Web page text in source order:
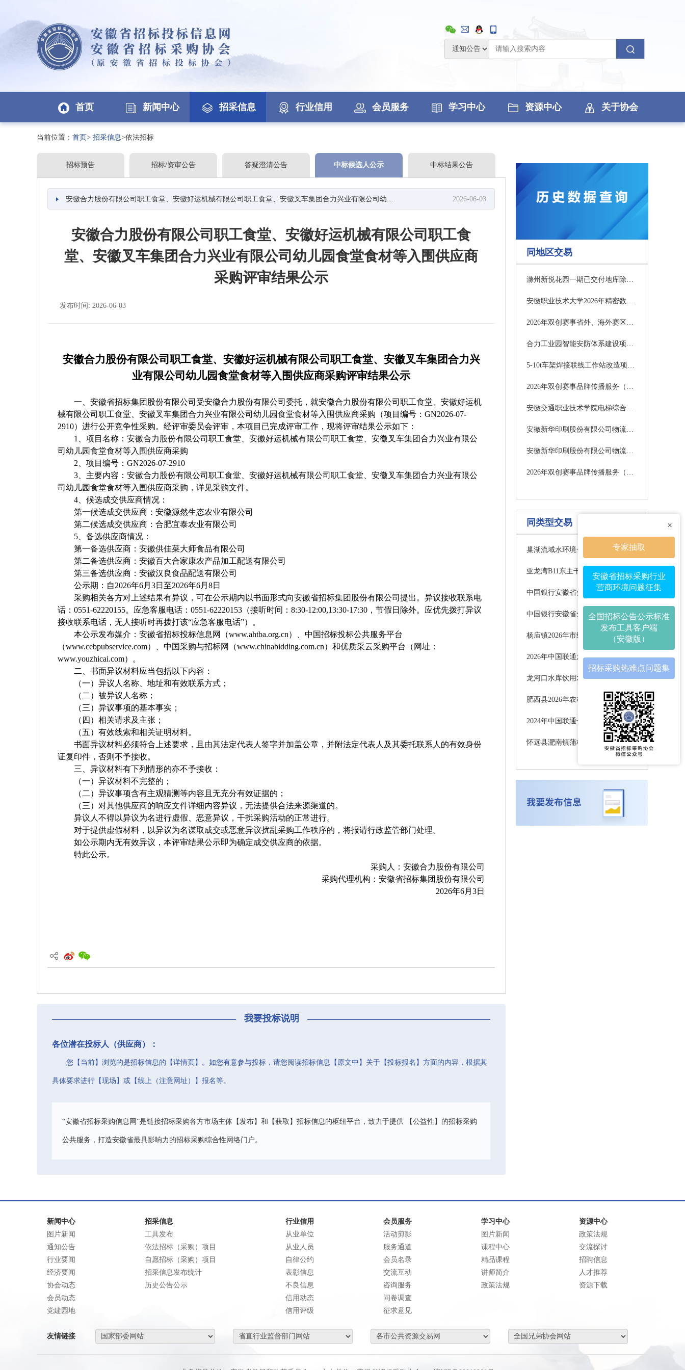
×
专家抽取
安徽省招标采购行业
营商环境问题征集
全国招标公告公示标准
发布工具客户端
（安徽版）
招标采购热难点问题集
首页 新闻中心 招采信息 行业信用 会员服务 学习中心 资源中心 关于协会
当前位置： 首页> 招采信息>依法招标
招标预告 招标/资审公告 答疑澄清公告 中标候选人公示 中标结果公告
安徽合力股份有限公司职工食堂、安徽好运机械有限公司职工食堂、安徽叉车集团合力兴业有限公司幼儿园食堂食材等入围供应商采购评审结果公示 2026-06-03
安徽合力股份有限公司职工食堂、安徽好运机械有限公司职工食
堂、安徽叉车集团合力兴业有限公司幼儿园食堂食材等入围供应商
采购评审结果公示
发布时间: 2026-06-03
安徽合力股份有限公司职工食堂、安徽好运机械有限公司职工食堂、安徽叉车集团合力兴
业有限公司幼儿园食堂食材等入围供应商采购评审结果公示
一、安徽省招标集团股份有限公司受安徽合力股份有限公司委托，就安徽合力股份有限公司职工食堂、安徽好运机
械有限公司职工食堂、安徽叉车集团合力兴业有限公司幼儿园食堂食材等入围供应商采购 （项目编号： GN2026-07-
2910）进行公开竞争性采购。经评审委员会评审，本项目已完成评审工作，现将评审结果公示如下：
1、项目名称： 安徽合力股份有限公司职工食堂、安徽好运机械有限公司职工食堂、安徽叉车集团合力兴业有限公
司幼儿园食堂食材等入围供应商采购
2、项目编号： GN2026-07-2910
3、主要内容： 安徽合力股份有限公司职工食堂、安徽好运机械有限公司职工食堂、安徽叉车集团合力兴业有限公
司幼儿园食堂食材等入围供应商采购 ，详见采购文件。
4、候选成交供应商情况：
第一候选成交供应商：安徽源然生态农业有限公司
第二候选成交供应商：合肥宜泰农业有限公司
5、 备选供应商情况：
第一备选供应商：安徽供佳菜大师食品有限公司
第二备选供应商：安徽百大合家康农产品加工配送有限公司
第三备选供应商：安徽汉良食品配送有限公司
公示期：自2026年6月 3日至2026年6月 8日
采购相关各方对上述结果有异议，可在公示期内以书面形式向安徽省招标集团股份有限公司提出。异议接收联系电
话： 0551-62220155。应急客服电话：0551-62220153（接听时间：8:30-12:00,13:30-17:30，节假日除外。应优先拨打异议
接收联系电话，无人接听时再拨打该“应急客服电话”）。
本公示发布媒介：安徽省招标投标信息网（www.ahtba.org.cn）、中国招标投标公共服务平台
（www.cebpubservice.com）、中国采购与招标网（www.chinabidding.com.cn）和优质采云采购平台（网址：
www.youzhicai.com）。
二、书面异议材料应当包括以下内容：
（一）异议人名称、地址和有效联系方式；
（二）被异议人名称；
（三）异议事项的基本事实；
（四）相关请求及主张；
（五）有效线索和相关证明材料。
书面异议材料必须符合上述要求，且由其法定代表人签字并加盖公章，并附法定代表人及其委托联系人的有效身份
证复印件，否则不予接收。
三、异议材料有下列情形的亦不予接收：
（一）异议材料不完整的；
（二）异议事项含有主观猜测等内容且无充分有效证据的；
（三）对其他供应商的响应文件详细内容异议，无法提供合法来源渠道的。
异议人不得以异议为名进行虚假、恶意异议，干扰采购活动的正常进行。
对于提供虚假材料，以异议为名谋取成交或恶意异议扰乱采购工作秩序的，将报请行政监管部门处理。
如公示期内无有效异议，本评审结果公示即为确定成交供应商的依据。
特此公示。
采购人：安徽合力股份有限公司
采购代理机构：安徽省招标集团股份有限公司
2026年6月 3日
我要投标说明
各位潜在投标人（供应商）：
您【当前】浏览的是招标信息的【详情页】。如您有意参与投标，请您阅读招标信息【原文中】关于【投标报名】方面的内容，根据其
具体要求进行【现场】或【线上（注意网址）】报名等。
“安徽省招标采购信息网”是链接招标采购各方市场主体【发布】和【获取】招标信息的枢纽平台，致力于提供 【公益性】的招标采购
公共服务，打造安徽省最具影响力的招标采购综合性网络门户。
同地区交易
滁州新悦花园一期已交付地库除湿机采购及安装（二次）成交公告
安徽职业技术大学2026年精密数控慢走丝线切割机床建设项目公开招标
2026年双创赛事省外、海外赛区执行服务中标公告
合力工业园智能安防体系建设项目（信息化设备采购）评审结果公示
5-10t车架焊接联线工作站改造项目（二次）采购结果公告
2026年双创赛事品牌传播服务（二次）成交公告
安徽交通职业技术学院电梯综合实训平台（三次）招标公告
安徽新华印刷股份有限公司物流服务供应商采购项目包2中标候选人公示
安徽新华印刷股份有限公司物流服务供应商采购项目包1中标候选人公示
2026年双创赛事品牌传播服务（二次）成交候选人公示
同类型交易
巢湖流域水环境一级保护区农田改造项目设计服务单位中标结果公示
亚龙湾B11东主干道至F7栋南主管网塌陷修复项目发包公告
中国银行安徽省分行便捷智能支付及交互系统采购项目暂停公告
中国银行安徽省分行营业网点空调选型入围项目变更公告
杨庙镇2026年市级美丽宜居村庄建设项目招标公告
2026年中国联通六安市分公司政务系统软件平台驻点运维项目（第二次）询比采购公告
龙河口水库饮用水水源保护区规范化建设项目招标公告
肥西县2026年农村供水保障工程施工中标候选人公示
2024年中国联通长途传输网南京-合肥光缆线路新建工程（高铁红线内）监理服务采购项目招标公告
怀远县淝南镇蒲林村2026年度和美乡村精品示范村建设项目招标公告BB2026HYGCZ044
新闻中心
图片新闻
通知公告
行业要闻
经济要闻
协会动态
会员动态
党建园地
招采信息
工具发布
依法招标（采购）项目
自愿招标（采购）项目
招采信息发布统计
历史公告公示
行业信用
从业单位
从业人员
自律公约
表彰信息
不良信息
信用动态
信用评级
会员服务
活动剪影
服务通道
会员名录
交流互动
咨询服务
问卷调查
征求意见
学习中心
图片新闻
课程中心
精品课程
讲师简介
政策法规
资源中心
政策法规
交流探讨
招聘信息
人才推荐
资源下载
友情链接